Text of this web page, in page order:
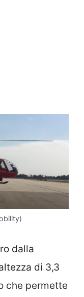
dalla
di 3,3
che permette